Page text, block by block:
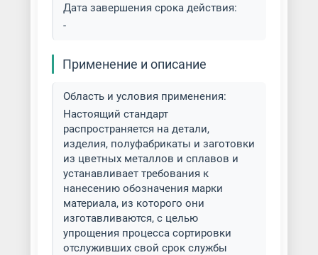
Дата завершения срока действия:
-
Применение и описание
Область и условия применения:
Настоящий стандарт
распространяется на детали,
изделия, полуфабрикаты и заготовки
из цветных металлов и сплавов и
устанавливает требования к
нанесению обозначения марки
материала, из которого они
изготавливаются, с целью
упрощения процесса сортировки
отслуживших свой срок службы